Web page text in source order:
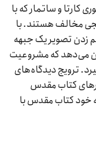
کارتا و ساتمار که با
مخالف هستند. با
زدن تصویر یک جبهه
می‌دهد که مشروعیت
ترویج دیدگاه‌های
کتاب مقدس
خود کتاب مقدس با